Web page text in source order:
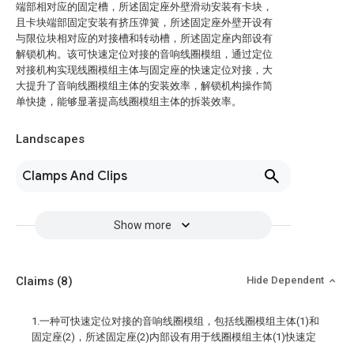
端部相对应的固定槽，所述固定座外壁滑动安装有卡块，
且卡块端部固定安装有挤压弹簧，所述固定座外壁开设有
与限位块相对应的对接槽和转动槽，所述固定座内部设有
解锁机构。该可快速定位对接的音响线圈模组，通过定位
对接机构实现线圈模组主体与固定座的快速定位对接，大
大提升了音响线圈模组主体的安装效率，解锁机构操作简
单快捷，能够显著提高线圈模组主体的拆装效率。
Landscapes
Clamps And Clips
Show more
Claims (8) Hide Dependent
1.一种可快速定位对接的音响线圈模组，包括线圈模组主体(1)和
固定座(2)，所述固定座(2)内部设有用于线圈模组主体(1)快速定